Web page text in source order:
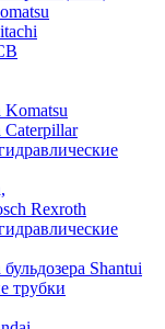
Komatsu
Caterpillar
Rexroth
Shantui
трубки